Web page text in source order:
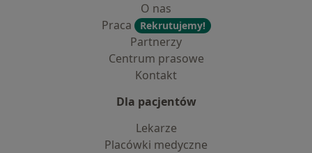
O nas
Praca
Rekrutujemy!
Partnerzy
Centrum prasowe
Kontakt
Dla pacjentów
Lekarze
Placówki medyczne